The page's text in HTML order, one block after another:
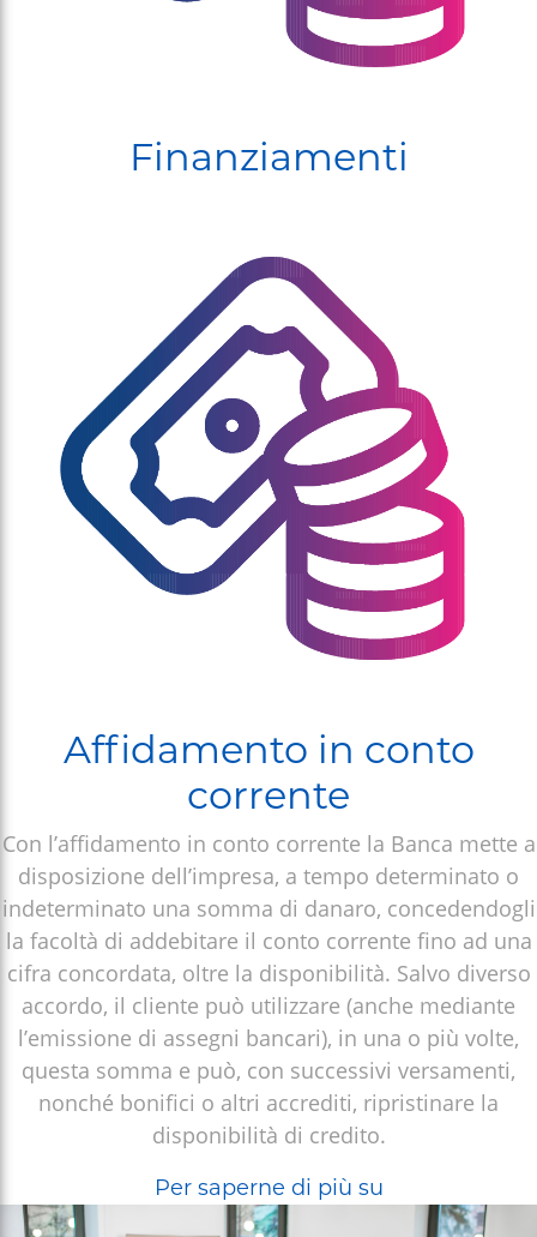
Finanziamenti
Affidamento in conto
corrente
Con l’affidamento in conto corrente la Banca mette a
disposizione dell’impresa, a tempo determinato o
indeterminato una somma di danaro, concedendogli
la facoltà di addebitare il conto corrente fino ad una
cifra concordata, oltre la disponibilità. Salvo diverso
accordo, il cliente può utilizzare (anche mediante
l’emissione di assegni bancari), in una o più volte,
questa somma e può, con successivi versamenti,
nonché bonifici o altri accrediti, ripristinare la
disponibilità di credito.
Per saperne di più su
FINANZIAMENTI